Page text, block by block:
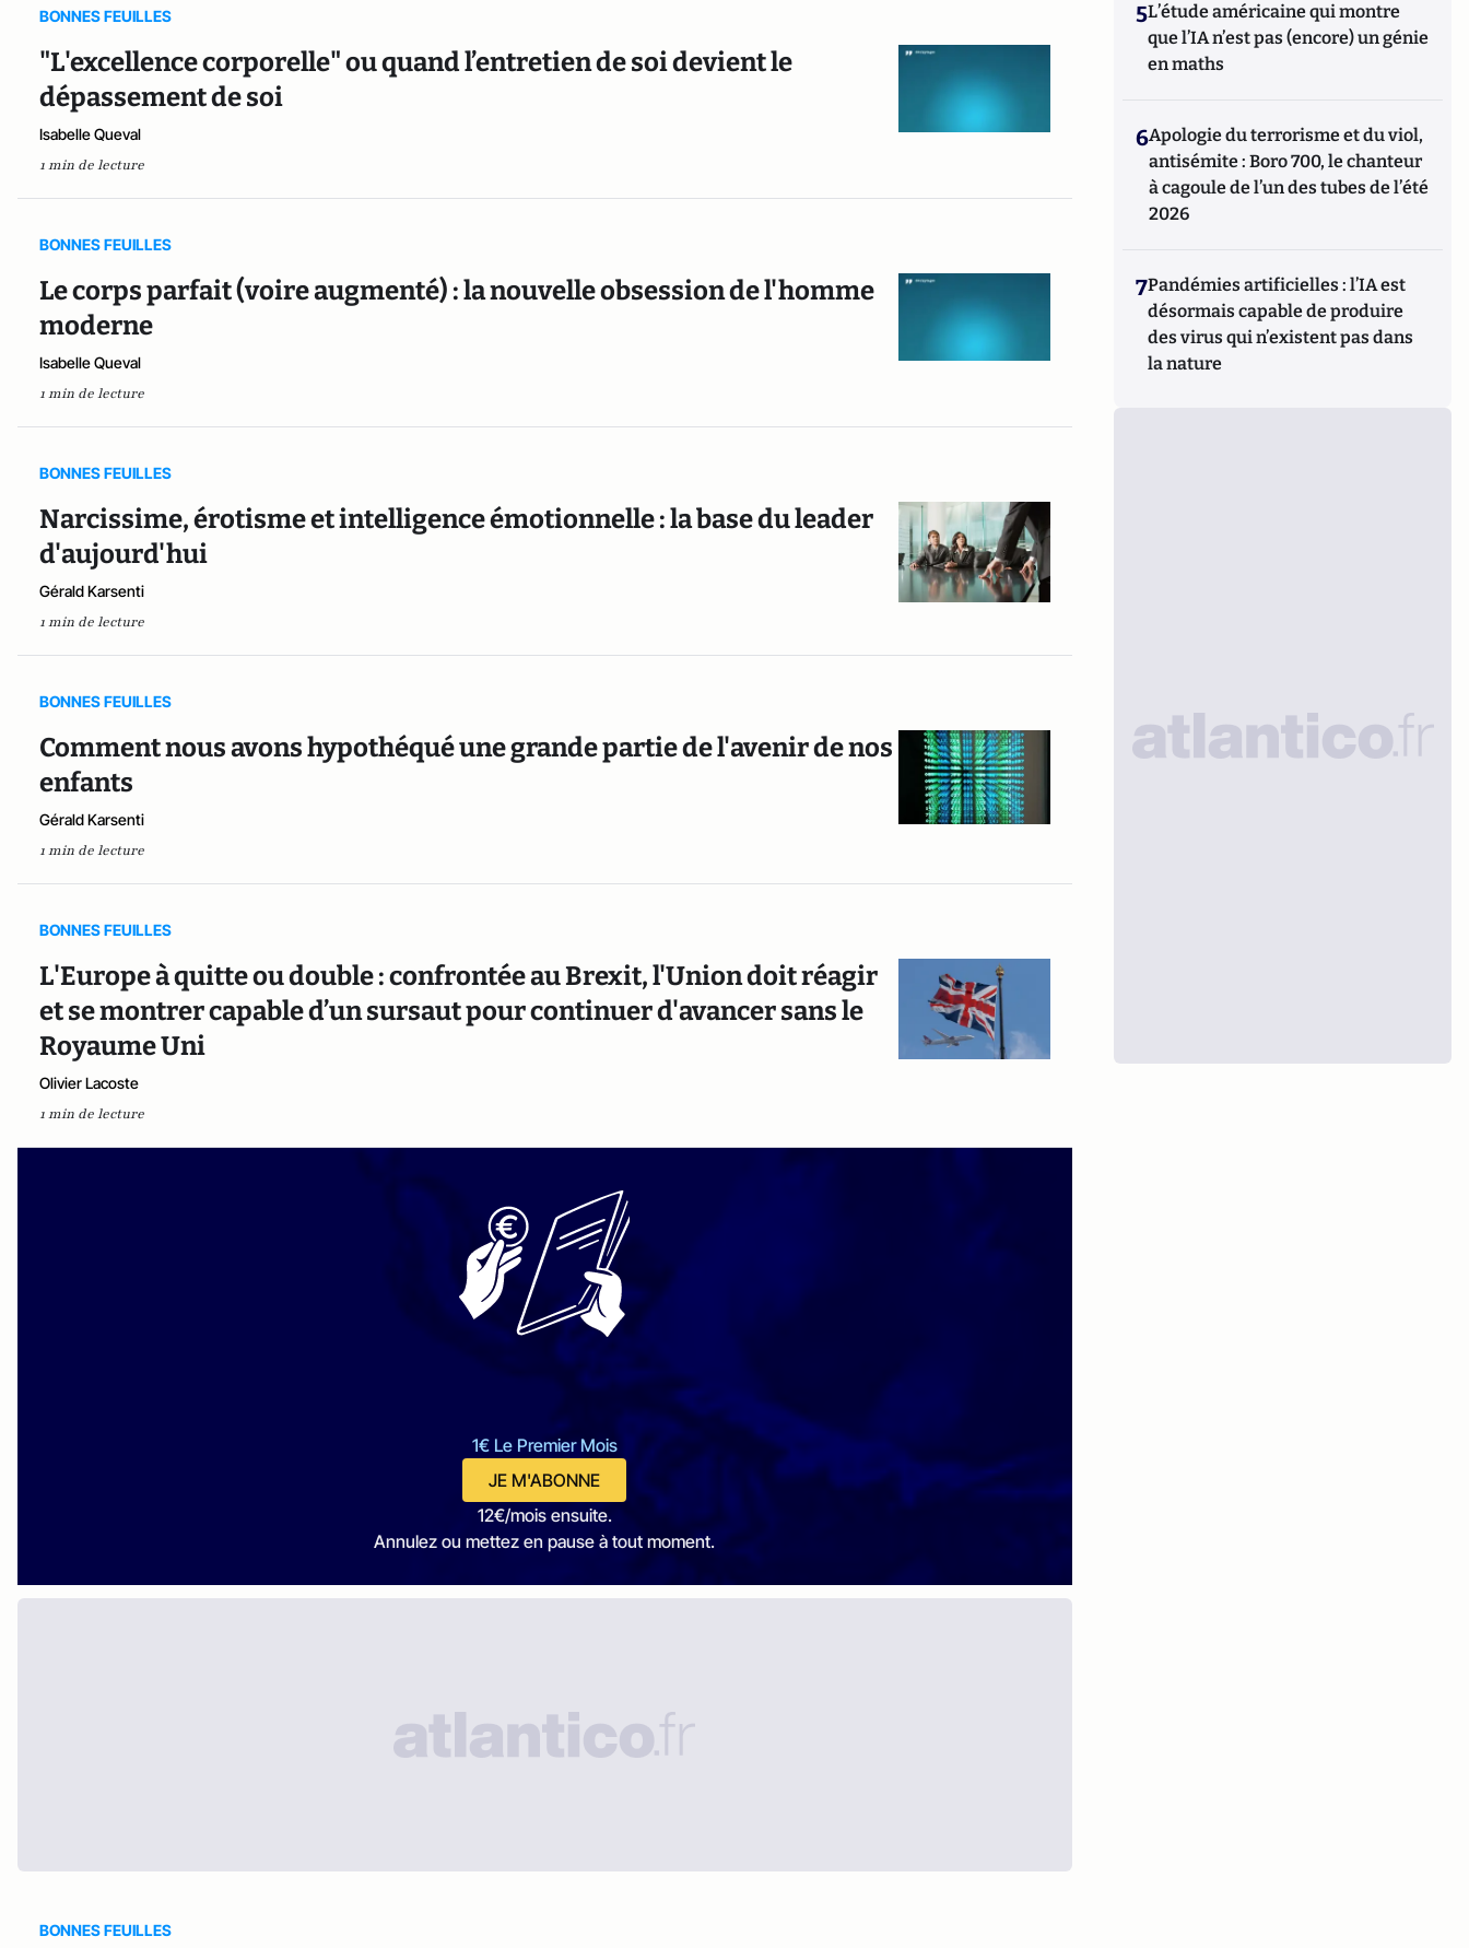
BONNES FEUILLES
"L'excellence corporelle" ou quand l’entretien de soi devient le
dépassement de soi
Isabelle Queval
1 min de lecture
BONNES FEUILLES
Le corps parfait (voire augmenté) : la nouvelle obsession de l'homme
moderne
Isabelle Queval
1 min de lecture
BONNES FEUILLES
Narcissime, érotisme et intelligence émotionnelle : la base du leader
d'aujourd'hui
Gérald Karsenti
1 min de lecture
BONNES FEUILLES
Comment nous avons hypothéqué une grande partie de l'avenir de nos
enfants
Gérald Karsenti
1 min de lecture
BONNES FEUILLES
L'Europe à quitte ou double : confrontée au Brexit, l'Union doit réagir
et se montrer capable d’un sursaut pour continuer d'avancer sans le
Royaume Uni
Olivier Lacoste
1 min de lecture
1€ Le Premier Mois
JE M'ABONNE
12€/mois ensuite.
Annulez ou mettez en pause à tout moment.
BONNES FEUILLES
5L’étude américaine qui montre
que l’IA n’est pas (encore) un génie
en maths
6Apologie du terrorisme et du viol,
antisémite : Boro 700, le chanteur
à cagoule de l’un des tubes de l’été
2026
7Pandémies artificielles : l’IA est
désormais capable de produire
des virus qui n’existent pas dans
la nature